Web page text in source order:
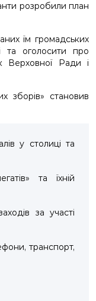
розробили план
їм громадських
та оголосити про
Верховної Ради і
зборів» становив
у столиці та
та їхній
за участі
транспорт,